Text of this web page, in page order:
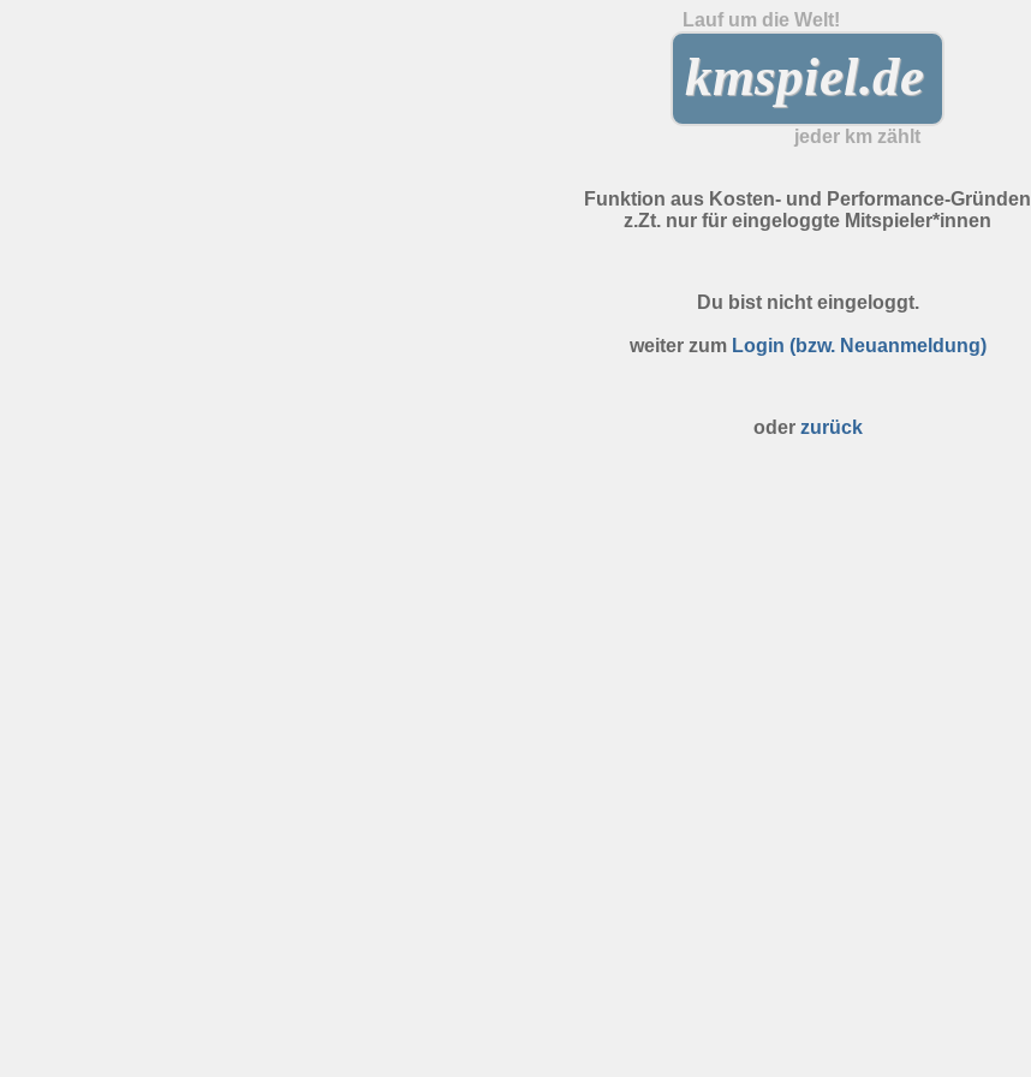
Lauf um die Welt!
kmspiel.de
jeder km zählt
Funktion aus Kosten- und Performance-Gründen
z.Zt. nur für eingeloggte Mitspieler*innen
Du bist nicht eingeloggt.
weiter zum Login (bzw. Neuanmeldung)
oder zurück